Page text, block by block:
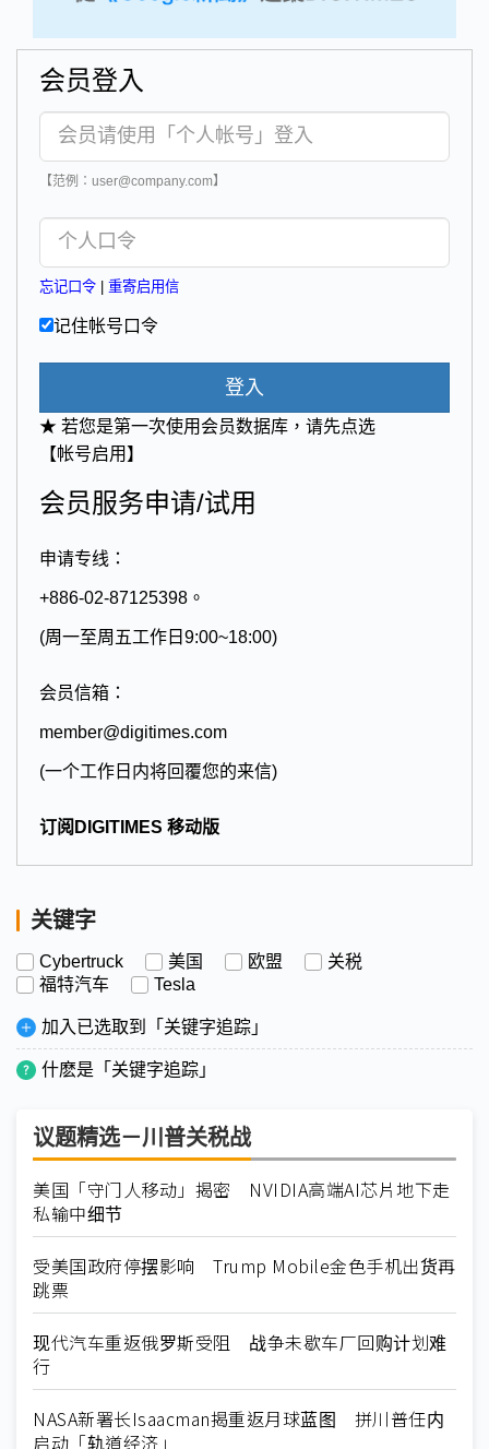
会员登入
【范例：user@company.com】
忘记口令 重寄启用信
记住帐号口令
登入
★ 若您是第一次使用会员数据库，请先点选
【帐号启用】
会员服务申请/试用
申请专线：
+886-02-87125398。
(周一至周五工作日9:00~18:00)
会员信箱：
member@digitimes.com
(一个工作日内将回覆您的来信)
订阅DIGITIMES 移动版
关键字
Cybertruck 美国 欧盟
关税
福特汽车
Tesla
加入已选取到「关键字追踪」
什麽是「关键字追踪」
议题精选－川普关税战
美国「守门人移动」揭密 NVIDIA高端AI芯片地下走
私输中细节
受美国政府停摆影响 Trump Mobile金色手机出货再
跳票
现代汽车重返俄罗斯受阻 战争未歇车厂回购计划难
行
NASA新署长Isaacman揭重返月球蓝图 拼川普任内
启动「轨道经济」